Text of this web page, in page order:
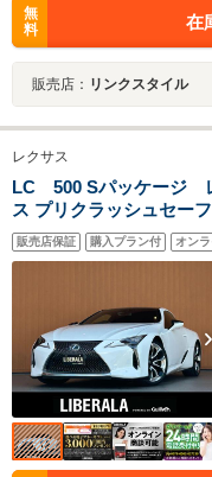
無
料
在
販売店： リンクスタイル
レクサス
LC 500 Sパッケージ
ス プリクラッシュセー
ール マークレビンソン
イ アルカンターラコン
販売店保証 購入プラン付 オン